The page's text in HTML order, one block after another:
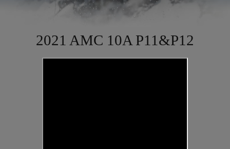
2021 AMC 10A P11&P12